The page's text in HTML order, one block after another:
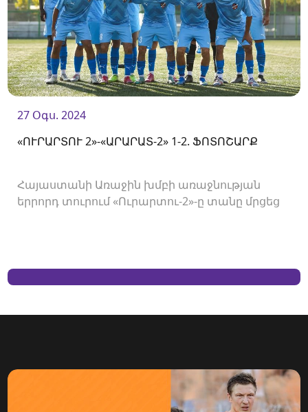
27 Օգս. 2024
«ՈՒՐԱՐՏՈՒ 2»-«ԱՐԱՐԱՏ-2» 1-2. ՖՈՏՈՇԱՐՔ
Հայաստանի Առաջին խմբի առաջնության
երրորդ տուրում «Ուրարտու-2»-ը տանը մրցեց